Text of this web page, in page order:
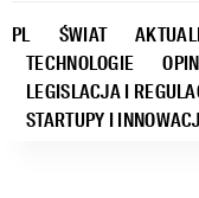
PL ŚWIAT
TECHNOLOGIE
LEGISLACJA I
STARTUPY I